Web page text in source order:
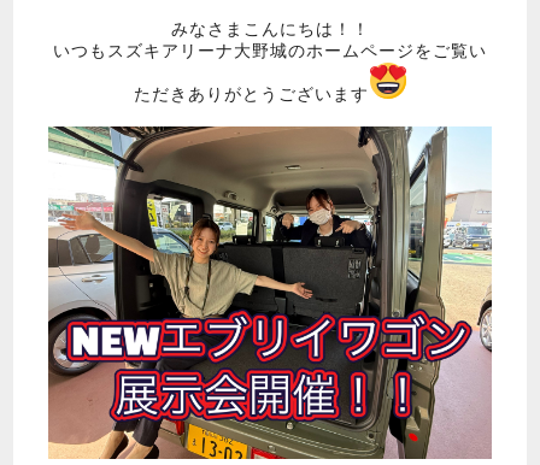
みなさまこんにちは！！
いつもスズキアリーナ大野城のホームページをご覧い
ただきありがとうございます